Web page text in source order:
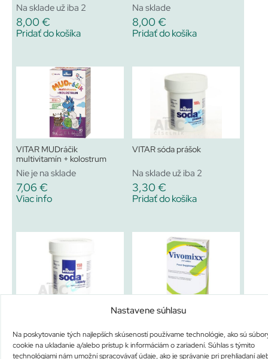
Nastavene súhlasu
Na poskytovanie tých najlepších skúseností používame technológie, ako sú
cookie na ukladanie a/alebo prístup k informáciám o zariadení. Súhlas s týmito
technológiami nám umožní spracovávať údaje, ako je správanie pri prehliadaní
Na sklade už iba 2
8,00 €
Pridať do košíka
Na sklade
8,00 €
Pridať do košíka
VITAR MUDráčik
multivitamín + kolostrum
Nie je na sklade
7,06 €
Viac info
VITAR sóda prášok
Na sklade už iba 2
3,30 €
Pridať do košíka
Na sklade už iba 2
3,90€
Vivomixx 112 miliárd
Nie je na sklade
13,65 €